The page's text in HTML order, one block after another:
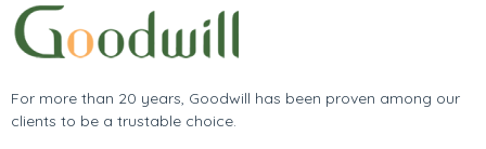
For more than 20 years, Goodwill has been proven among our
clients to be a trustable choice.